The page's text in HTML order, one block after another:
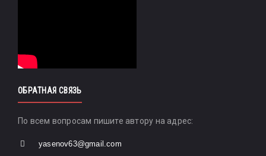
ОБРАТНАЯ СВЯЗЬ
По всем вопросам пишите автору на адрес:
yasenov63@gmail.com